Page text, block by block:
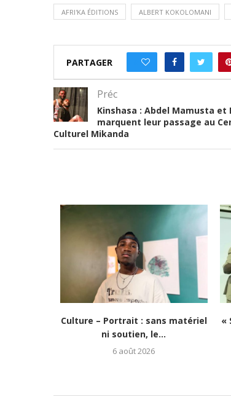
AFRI'KA ÉDITIONS ALBERT KOKOLOMANI
PARTAGER
Préc
Kinshasa : Abdel Mamusta et
marquent leur passage au
Culturel Mikanda
Lubumbashi : Kongo 26Street
redonne espoir aux enfants...
5 août 2026